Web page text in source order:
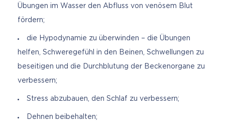
Übungen im Wasser den Abfluss von venösem Blut
fördern;
die Hypodynamie zu überwinden – die Übungen
helfen, Schweregefühl in den Beinen, Schwellungen zu
beseitigen und die Durchblutung der Beckenorgane zu
verbessern;
Stress abzubauen, den Schlaf zu verbessern;
Dehnen beibehalten;